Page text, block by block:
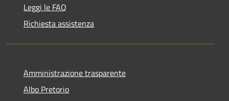
Leggi le FAQ
Richiesta assistenza
Amministrazione trasparente
Albo Pretorio